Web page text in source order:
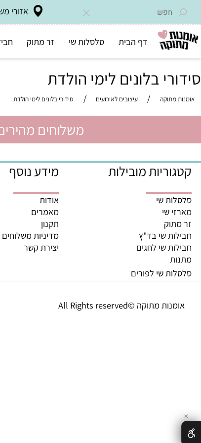
אזורי משלוח
דף הבית סלסלות שי זר מתוק חבילות
בלונים לימי הולדת
/ עיצובים לאירועים / סידורי בלונים לימי הולדת
משלוחים מהירים
מובילות
שי
שי
שי בד"ץ
שי לחגים
שי לפורים
מידע נוסף
מאמרים
מדיניות משלוחים